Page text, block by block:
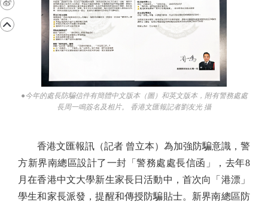
●今年的處長防騙信件有簡體中文版本（圖）和英文版本，附有警務處處
長周一鳴簽名及相片。 香港文匯報記者劉友光 攝
香港文匯報訊（記者 曾立本）為加強防騙意識，警
方新界南總區設計了一封「警務處處長信函」，去年8
月在香港中文大學新生家長日活動中，首次向「港漂」
學生和家長派發，提醒和傳授防騙貼士。新界南總區防